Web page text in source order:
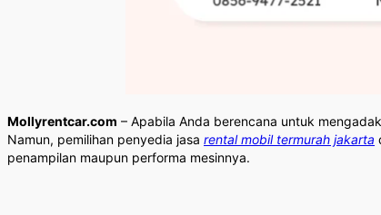
Mollyrentcar.com – Apabila Anda berencana untuk
Namun, pemilihan penyedia jasa rental mobil termurah jakarta
penampilan maupun performa mesinnya.